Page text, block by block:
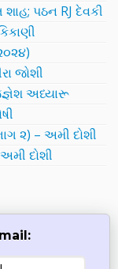
પઠન RJ દેવકી
જોશી
અધ્યારૂ
૨) – અમી દોશી
દોશી